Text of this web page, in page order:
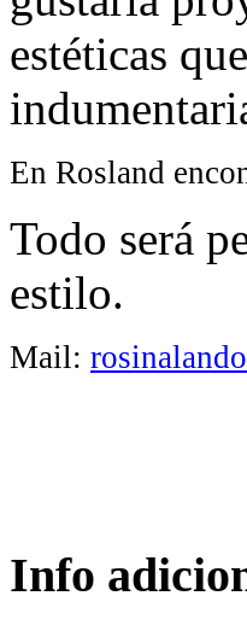
estéticas
En Rosland
Todo será
estilo.
Mail:
Info